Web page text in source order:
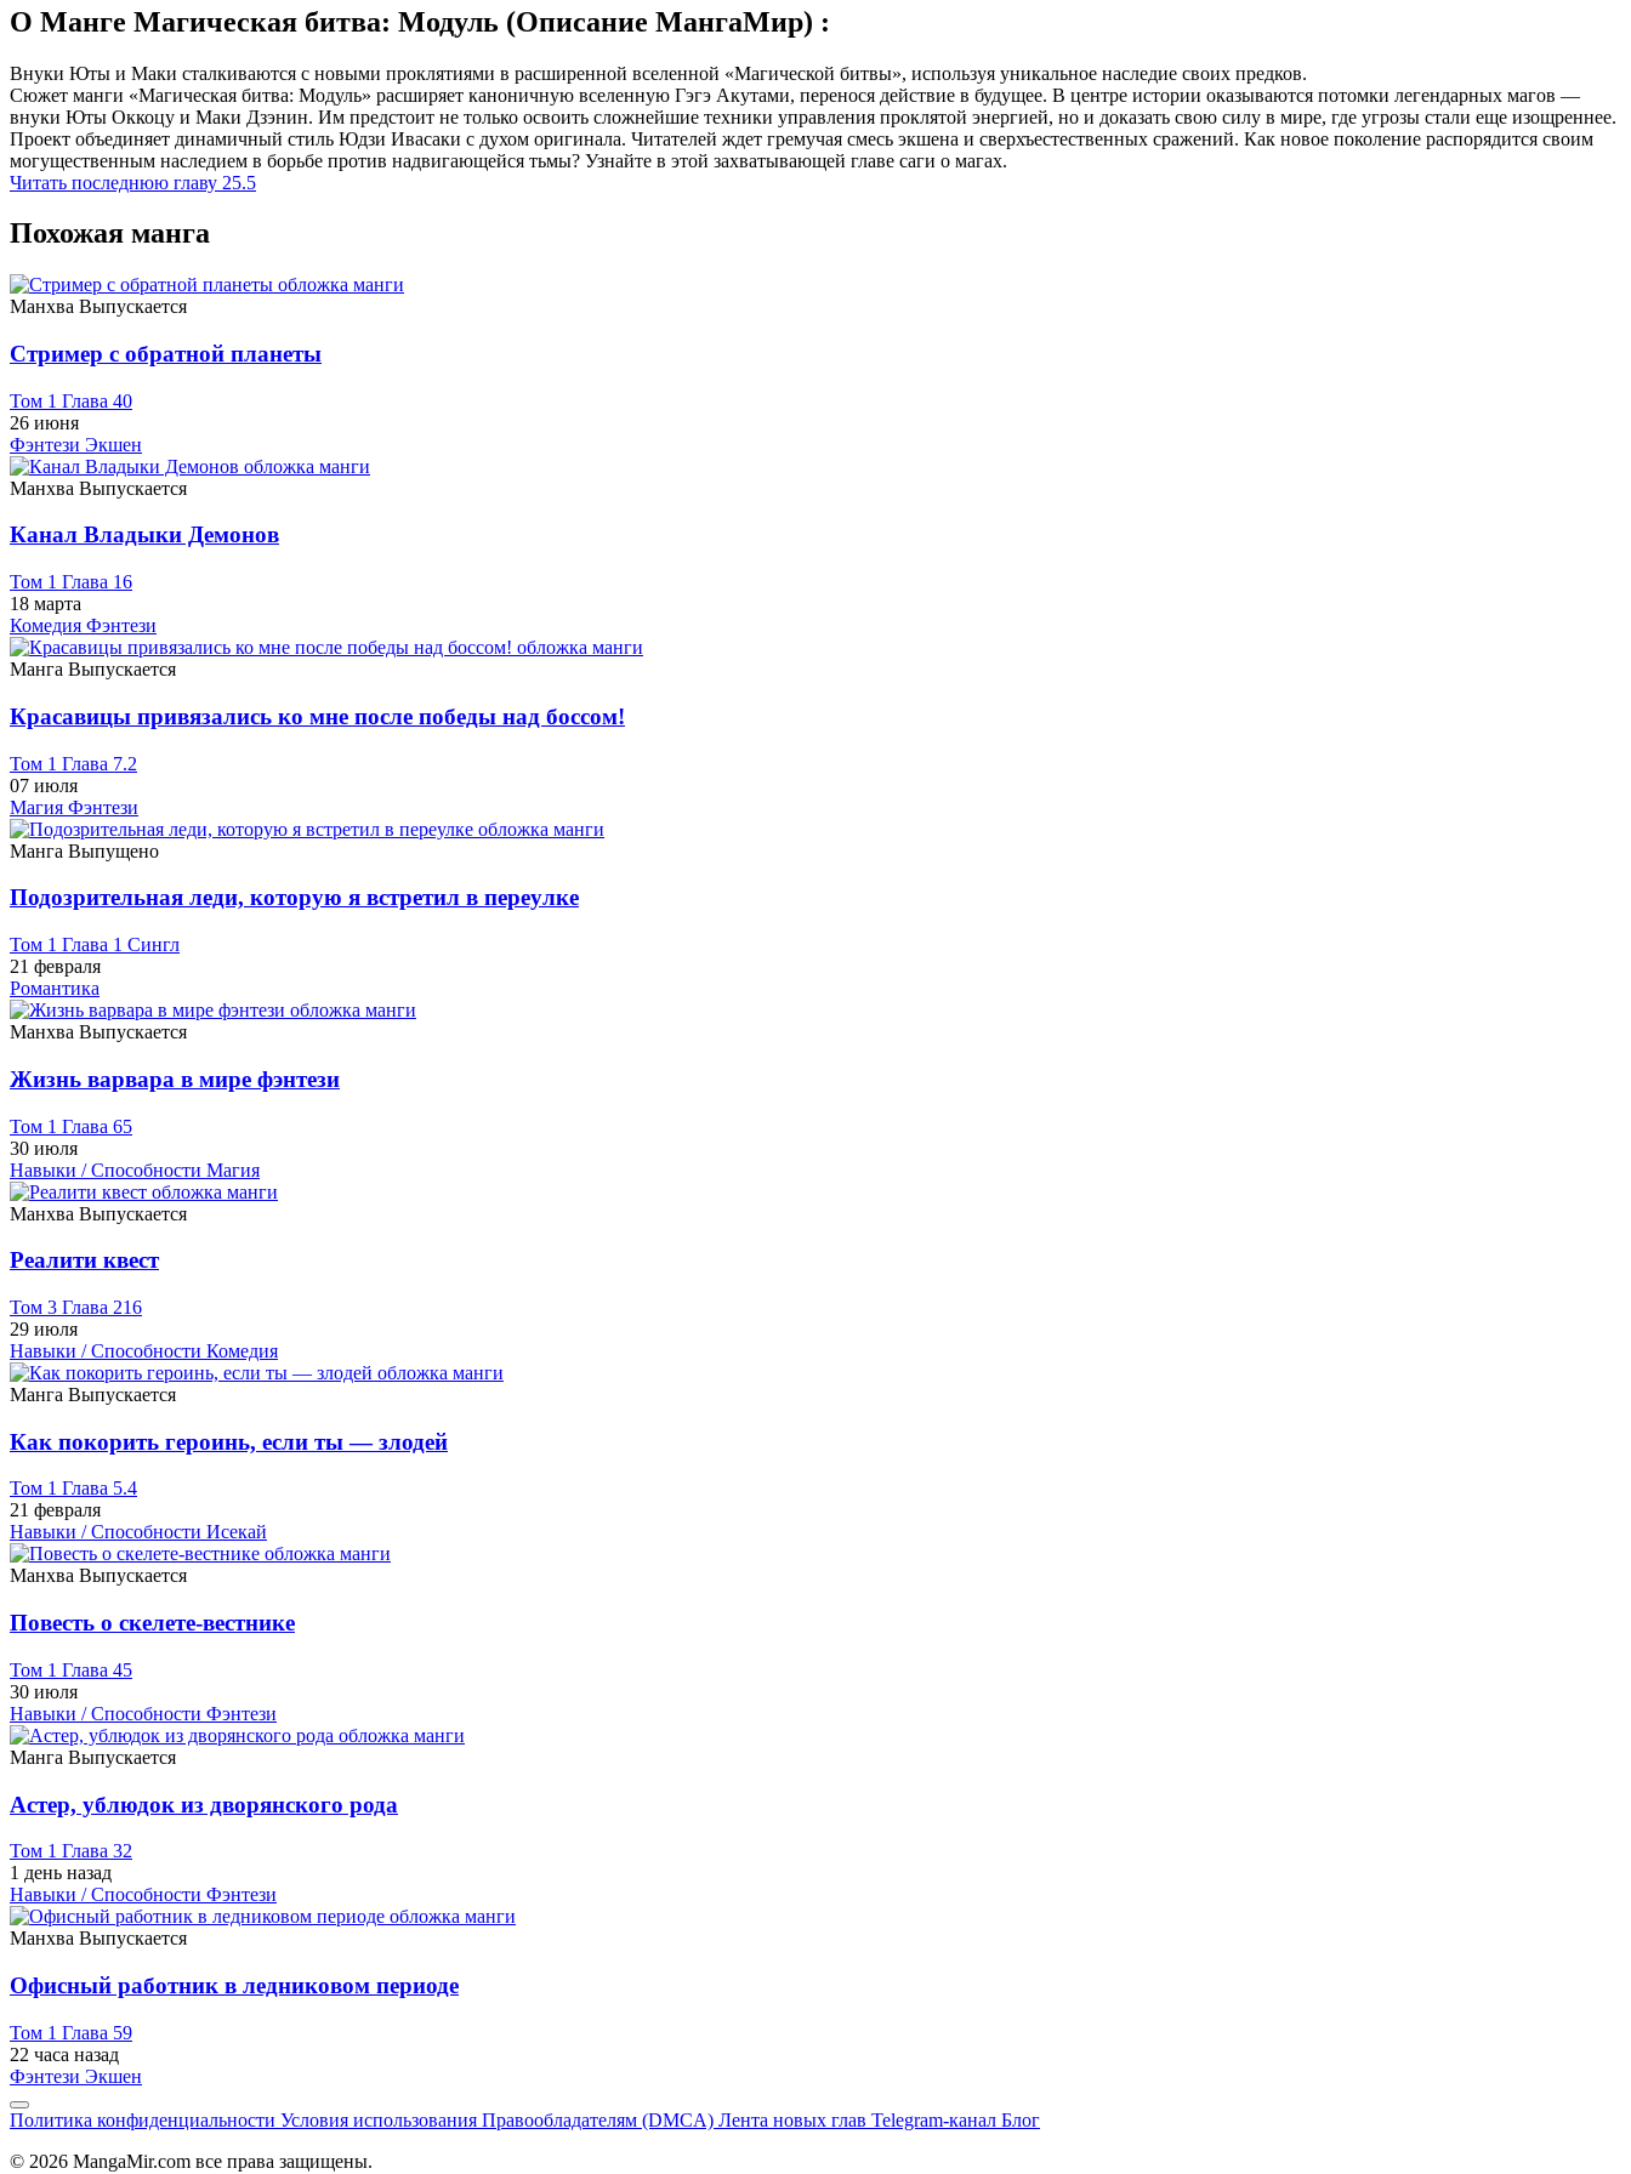
О Манге Магическая битва: Модуль (Описание МангаМир) :
Внуки Юты и Маки сталкиваются с новыми проклятиями в расширенной вселенной «Магической битвы», используя уникальное наследие своих предков.
Сюжет манги «Магическая битва: Модуль» расширяет каноничную вселенную Гэгэ Акутами, перенося действие в будущее. В центре истории оказываются потомки легендарных магов —
внуки Юты Оккоцу и Маки Дзэнин. Им предстоит не только освоить сложнейшие техники управления проклятой энергией, но и доказать свою силу в мире, где угрозы стали еще изощреннее.
Проект объединяет динамичный стиль Юдзи Ивасаки с духом оригинала. Читателей ждет гремучая смесь экшена и сверхъестественных сражений. Как новое поколение распорядится своим
могущественным наследием в борьбе против надвигающейся тьмы? Узнайте в этой захватывающей главе саги о магах.
Читать последнюю главу 25.5
Похожая манга
Манхва Выпускается
Стример с обратной планеты
Том 1 Глава 40
26 июня
Фэнтези Экшен
Манхва Выпускается
Канал Владыки Демонов
Том 1 Глава 16
18 марта
Комедия Фэнтези
Манга Выпускается
Красавицы привязались ко мне после победы над боссом!
Том 1 Глава 7.2
07 июля
Магия Фэнтези
Манга Выпущено
Подозрительная леди, которую я встретил в переулке
Том 1 Глава 1 Сингл
21 февраля
Романтика
Манхва Выпускается
Жизнь варвара в мире фэнтези
Том 1 Глава 65
30 июля
Навыки / Способности Магия
Манхва Выпускается
Реалити квест
Том 3 Глава 216
29 июля
Навыки / Способности Комедия
Манга Выпускается
Как покорить героинь, если ты — злодей
Том 1 Глава 5.4
21 февраля
Навыки / Способности Исекай
Манхва Выпускается
Повесть о скелете-вестнике
Том 1 Глава 45
30 июля
Навыки / Способности Фэнтези
Манга Выпускается
Астер, ублюдок из дворянского рода
Том 1 Глава 32
1 день назад
Навыки / Способности Фэнтези
Манхва Выпускается
Офисный работник в ледниковом периоде
Том 1 Глава 59
22 часа назад
Фэнтези Экшен
Политика конфиденциальности Условия использования Правообладателям (DMCA) Лента новых глав Telegram-канал Блог
© 2026 MangaMir.com все права защищены.